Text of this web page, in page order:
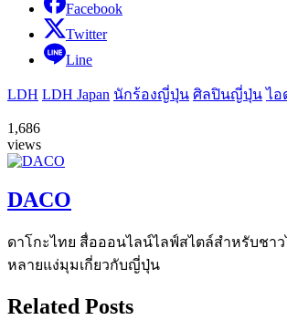
Facebook
Twitter
Line
LDH LDH Japan นักร้องญี่ปุ่น ศิลปินญี่ปุ่น ไ
1,686
views
DACO
ดาโกะไทย สื่อออนไลน์ไลฟ์สไตล์สำหรับชา
หลายแง่มุมเกี่ยวกับญี่ปุ่น
Related Posts